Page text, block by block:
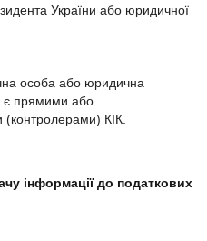
України або юридичної
особа або юридична
є прямими або
КІК.
інформації до податкових